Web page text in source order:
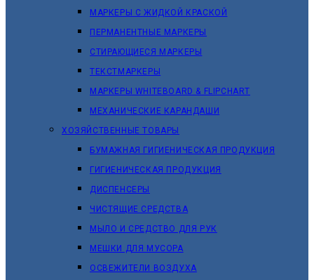
МАРКЕРЫ C ЖИДКОЙ КРАСКОЙ
ПЕРМАНЕНТНЫЕ МАРКЕРЫ
СТИРАЮЩИЕСЯ МАРКЕРЫ
ТЕКСТМАРКЕРЫ
МАРКЕРЫ WHITEBOARD & FLIPCHART
МЕХАНИЧЕСКИЕ КАРАНДАШИ
ХОЗЯЙСТВЕННЫЕ ТОВАРЫ
БУМАЖНАЯ ГИГИЕНИЧЕСКАЯ ПРОДУКЦИЯ
ГИГИЕНИЧЕСКАЯ ПРОДУКЦИЯ
ДИСПЕНСЕРЫ
ЧИСТЯЩИЕ СРЕДСТВА
МЫЛО И СРЕДСТВО ДЛЯ РУК
МЕШКИ ДЛЯ МУСОРА
ОСВЕЖИТЕЛИ ВОЗДУХА